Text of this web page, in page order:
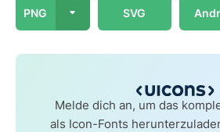
PNG SVG
Melde dich an, um das
als Icon-Fonts